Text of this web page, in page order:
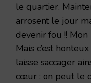
le quartier.
arrosent le jour
devenir fou !!
Mais c’est
laisse saccager
cœur : on peut le